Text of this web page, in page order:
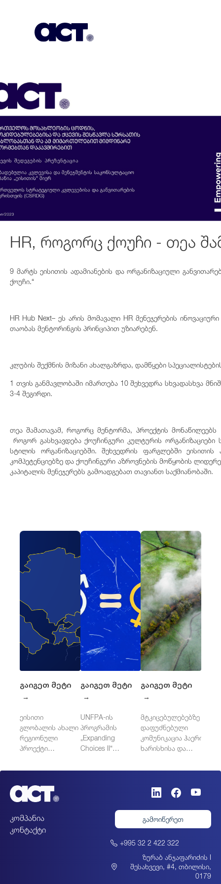
HR, როგორც ქოუჩი - თეა
9 მარტს ეისითის ადამიანების და ორგანიზაციული
ქოუჩი.“
HR Hub Next– ეს არის მომავალი HR მენეჯერების
თაობას მენტორინგის პრინციპით უზიარებენ.
კლუბის შექმნის მიზანი ახალგაზრდა, დამწყები
1 თვის განმავლობაში იმართება 10 შეხვედრა სხვადასხვა
3-4 შეგირდი.
თეა შამათავამ, როგორც მენტორმა, პროექტის
როგორ გასხვავდება ქოუჩინგური კულტურის
სტილის ორგანიზაციებში. შეხვედრის ფარგლებში
კომპეტენციებზე და ქოუჩინგური აზროვნების მოწყობის
კაპიტალის მენეჯერებს გამოადგებათ თავიანთ საქმიანობაში.
გაიგეთ მეტი
→
ეისითი
გლობალის ახალი
რეგიონული
პროექტი
აზიაში: აზიის
ბანკის
ინიციატივა
გენდერულად
მგრძნობიარე
გაიგეთ მეტი
→
UNFPA-ის
პროგრამის
„Expanding
Choices II“
შეფასება
გაიგეთ მეტი
→
მტკიცებულებებზე
დაფუძნებული
კომუნიკაცია ჰაერის
ხარისხისა და
კომპანია
კონტაქტი
გამოიწერეთ
+995 32 2 422 322
ზურაბ ანჯაფარიძის I
შესახვევი, #4, თბილისი,
0179